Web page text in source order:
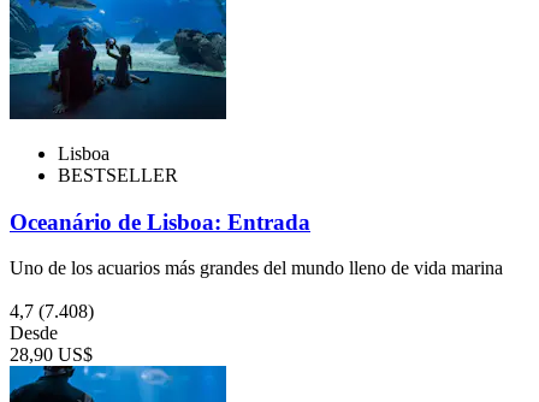
Lisboa
BESTSELLER
Oceanário de Lisboa: Entrada
Uno de los acuarios más grandes del mundo lleno de vida marina
4,7 (7.408)
Desde
28,90 US$